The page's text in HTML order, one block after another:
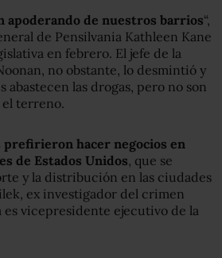
apoderando de nuestros barrios“,
de Pensilvania Kathleen Kane
en febrero. El jefe de la
no obstante, lo desmintió y
abastecen las drogas, pero no son
el terreno.
prefirieron hacer negocios en
de Estados Unidos , que se
y la distribución en las ciudades
ex investigador del crimen
es vicepresidente ejecutivo de la